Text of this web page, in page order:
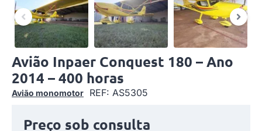
Avião Inpaer Conquest 180 – Ano
2014 – 400 horas
Avião monomotor REF: AS5305
Preço sob consulta